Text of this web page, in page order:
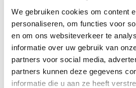
We gebruiken cookies om content
personaliseren, om functies voor
en om ons websiteverkeer te
informatie over uw gebruik van
partners voor social media,
partners kunnen deze gegevens
informatie die u aan ze heeft
Bijna niemand kent nog de klopjes van
eeuwse kloppengemeenschap en hun
Bernardus bestaat al lang niet meer.
ongehuwde katholieke vrouwen in heel
vanwege hun prachtige borduurwerk op
en ander kerkelijk textiel. Stille
geduldige handen, die bidden door te